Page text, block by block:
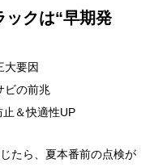
ックは“早期発
大要因
ビの前兆
＆快適性UP
たら、夏本番前の点検が